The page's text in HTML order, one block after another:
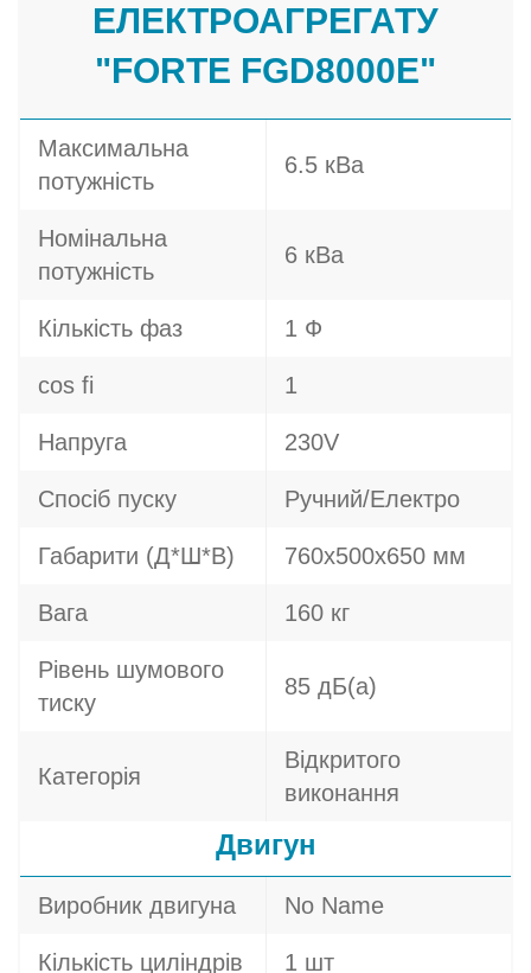
ЕЛЕКТРОАГРЕГАТУ
"FORTE FGD8000E"
Максимальна
потужність
6.5 кВа
Номінальна
потужність
6 кВа
Кількість фаз 1 Ф
cos fi 1
Напруга 230V
Спосіб пуску Ручний/Електро
Габарити (Д*Ш*В) 760х500х650 мм
Вага 160 кг
Рівень шумового
тиску
85 дБ(а)
Категорія
Відкритого
виконання
Двигун
Виробник двигуна No Name
Кількість циліндрів 1 шт